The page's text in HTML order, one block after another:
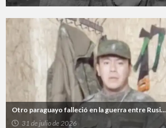
Otro paraguayo falleció en la guerra entre Rusi...
31 de julio de 2026